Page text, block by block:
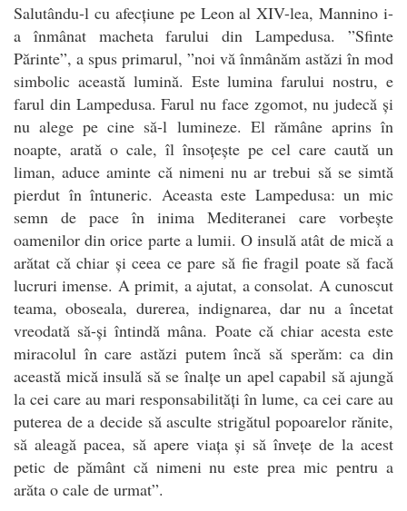
Salutându-l cu afecțiune pe Leon al XIV-lea, Mannino i-
a înmânat macheta farului din Lampedusa. ”Sfinte
Părinte”, a spus primarul, ”noi vă înmânăm astăzi în mod
simbolic această lumină. Este lumina farului nostru, e
farul din Lampedusa. Farul nu face zgomot, nu judecă și
nu alege pe cine să-l lumineze. El rămâne aprins în
noapte, arată o cale, îl însoțește pe cel care caută un
liman, aduce aminte că nimeni nu ar trebui să se simtă
pierdut în întuneric. Aceasta este Lampedusa: un mic
semn de pace în inima Mediteranei care vorbește
oamenilor din orice parte a lumii. O insulă atât de mică a
arătat că chiar și ceea ce pare să fie fragil poate să facă
lucruri imense. A primit, a ajutat, a consolat. A cunoscut
teama, oboseala, durerea, indignarea, dar nu a încetat
vreodată să-și întindă mâna. Poate că chiar acesta este
miracolul în care astăzi putem încă să sperăm: ca din
această mică insulă să se înalțe un apel capabil să ajungă
la cei care au mari responsabilități în lume, ca cei care au
puterea de a decide să asculte strigătul popoarelor rănite,
să aleagă pacea, să apere viața și să învețe de la acest
petic de pământ că nimeni nu este prea mic pentru a
arăta o cale de urmat”.